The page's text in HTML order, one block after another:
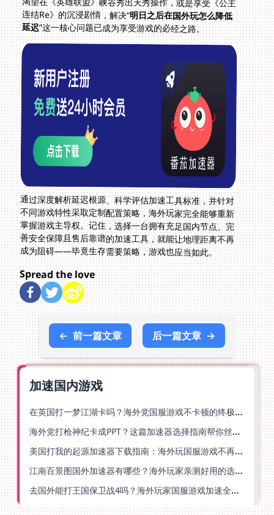
连结Re》的沉浸剧情，解决“明日之后在国外玩怎么降低
延迟”这一核心问题已成为享受游戏的必经之路。
通过深度解析延迟根源、科学评估加速工具标准，并针对
不同游戏特性采取定制配置策略，海外玩家完全能够重新
掌握游戏主导权。记住，选择一台拥有充足国内节点、完
善安全保障且售后靠谱的加速工具，就能让地理距离不再
成为阻碍——毕竟生存需要策略，游戏也应当如此。
Spread the love
← 前一篇文章 后一篇文章 →
加速国内游戏
在英国打一梦江湖卡吗？海外党国服游戏不卡顿的终极解法
海外党打枪神纪卡成PPT？这篇加速器选择指南帮你丝滑上分
美国打我的起源加速器下载指南：海外玩国服游戏不再卡的终极方案
江南百景图国外加速器有哪些？海外玩家亲测好用的选择与避坑指南
去国外能打王国保卫战4吗？海外玩家国服游戏加速全攻略（附公主连结幻想江湖实测）